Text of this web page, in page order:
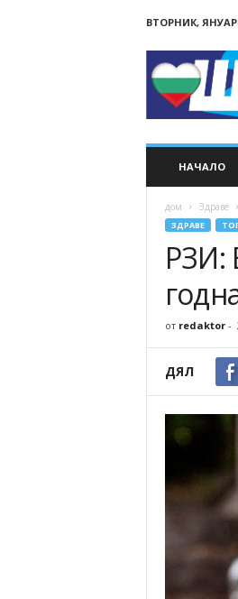
ВТОРНИК,
НАЧАЛО
дом Здраве
ЗДРАВЕ
РЗИ:
от redaktor-
ДЯЛ